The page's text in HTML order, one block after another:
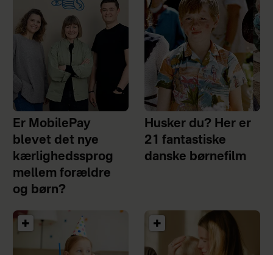
Er MobilePay
blevet det nye
kærlighedssprog
mellem forældre
og børn?
Husker du? Her er
21 fantastiske
danske børnefilm